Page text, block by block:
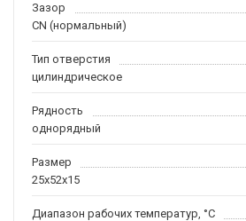
Зазор
CN (нормальный)
Тип отверстия
цилиндрическое
Рядность
однорядный
Размер
25x52x15
Диапазон рабочих температур, °C